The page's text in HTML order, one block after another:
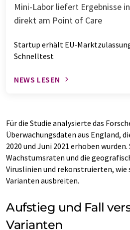
Mini-Labor liefert Ergebnisse
direkt am Point of Care
Startup erhält EU-
Schnelltest
NEWS LESEN
Für die Studie analysierte das
Überwachungsdaten aus England,
2020 und Juni 2021 erhoben
Wachstumsraten und die
Viruslinien und rekonstruierten, wie
Varianten ausbreiten.
Aufstieg und Fall
Varianten